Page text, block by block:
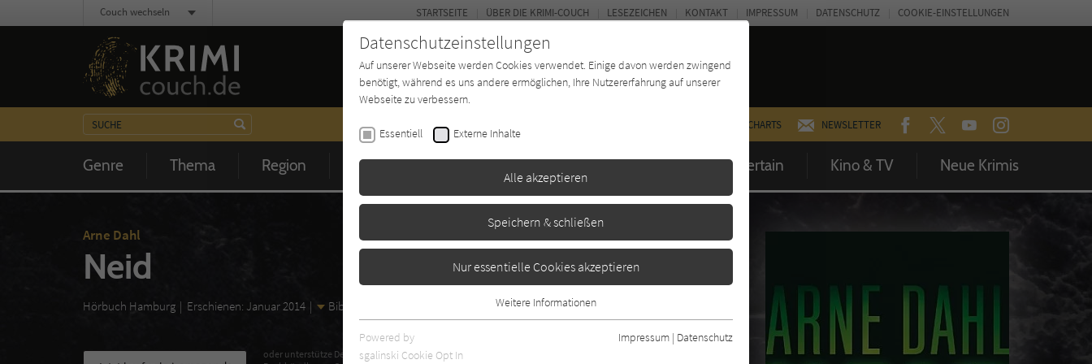
CHARTS NEWSLETTER FACEBOOKTWITTERYOUTUBEINSTAGRAM
Genre Thema Region Zeit Buchtyp Autor*in Magazin Entertain Kino & TV Neue Krimis
STARTSEITE ÜBER DIE KRIMI-COUCH LESEZEICHEN KONTAKT IMPRESSUM DATENSCHUTZ COOKIE-EINSTELLUNGEN
Couch wechseln
Arne Dahl
Neid
Hörbuch Hamburg Erschienen: Januar 2014 Bibliogr. Angaben
oder unterstütze Deinen
Datenschutzeinstellungen
Auf unserer Webseite werden Cookies verwendet. Einige davon werden zwingend
benötigt, während es uns andere ermöglichen, Ihre Nutzererfahrung auf unserer
Webseite zu verbessern.
Essentiell Externe Inhalte
Alle akzeptieren
Speichern & schließen
Nur essentielle Cookies akzeptieren
Essentielle Cookies werden für grundlegende Funktionen der Webseite
benötigt. Dadurch ist gewährleistet, dass die Webseite einwandfrei
Weitere Informationen
Powered by
sgalinski Cookie Opt In
Impressum | Datenschutz